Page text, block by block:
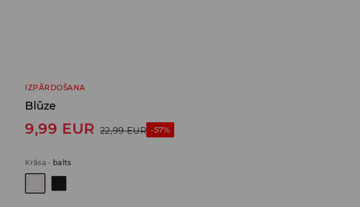
IZPĀRDOŠANA
Blūze
9,99 EUR 22,99 EUR -57%
Krāsa - balts